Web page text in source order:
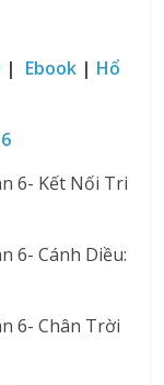
| Ebook | Hổ
6- Kết Nối Tri
6- Cánh Diều:
6- Chân Trời